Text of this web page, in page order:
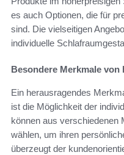
es auch Optionen, die für
sind. Die vielseitigen
individuelle
Besondere Merkmale von
Ein herausragendes
ist die Möglichkeit der
können aus verschiedenen
wählen, um ihren
überzeugt der